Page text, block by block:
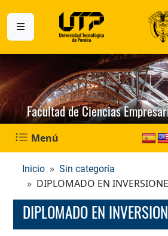
Facultad de Ciencias
Menú
Inicio Sin categoría
DIPLOMADO EN
DIPLOMADO EN